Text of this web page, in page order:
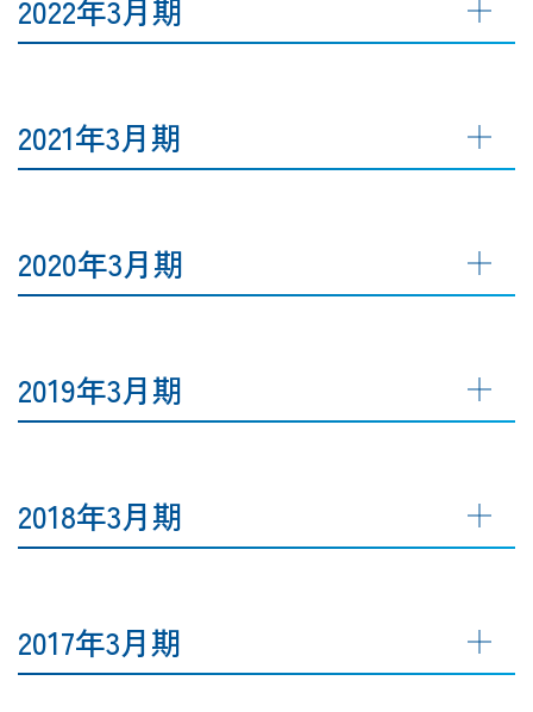
2022年3月期
2021年3月期
2020年3月期
2019年3月期
2018年3月期
2017年3月期